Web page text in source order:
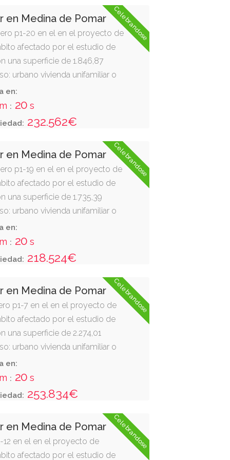
Celebrandose
en Medina de Pomar
p1-20 en el en el proyecto de
afectado por el estudio de
una superficie de 1.846,87
urbano vivienda unifamiliar o
de fincas 5051 y 4199; sur,
17; y oeste, eqp-33."
en:
m : 19 s
232.562€
Celebrandose
en Medina de Pomar
p1-19 en el en el proyecto de
afectado por el estudio de
una superficie de 1.735,39
urbano vivienda unifamiliar o
31 y elpr-26; sur, resto de la
y oeste: resto de fincas 5051 y
en:
m : 19 s
218.524€
Celebrandose
en Medina de Pomar
p1-7 en el en el proyecto de
afectado por el estudio de
una superficie de 2.274,01
urbano vivienda unifamiliar o
s; sur, parcela p1-6; este, vial
en:
m : 19 s
253.834€
Celebrandose
en Medina de Pomar
12 en el en el proyecto de
afectado por el estudio de